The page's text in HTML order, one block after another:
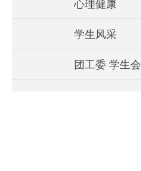
心理健康
学生风采
团工委 学生会